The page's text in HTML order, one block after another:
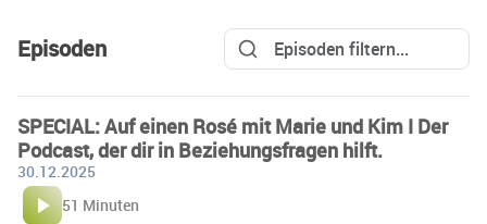
Episoden
SPECIAL: Auf einen Rosé mit Marie und Kim I Der
Podcast, der dir in Beziehungsfragen hilft.
30.12.2025
51 Minuten